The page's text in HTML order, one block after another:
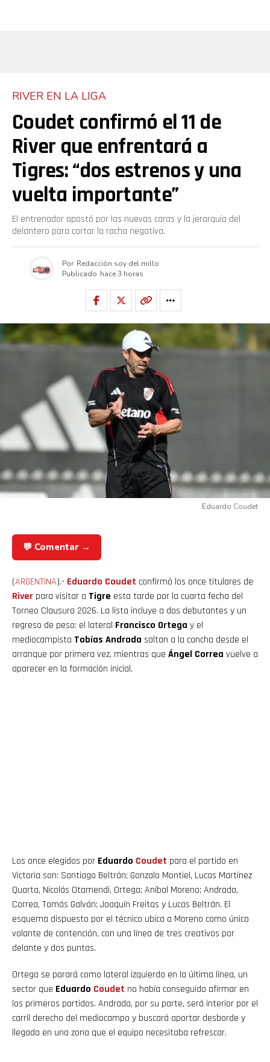
RIVER EN LA LIGA
Coudet confirmó el 11 de
River que enfrentará a
Tigres: “dos estrenos y una
vuelta importante”
El entrenador apostó por las nuevas caras y la jerarquía del
delantero para cortar la racha negativa.
Por Redacción soy del millo
Publicado hace 3 horas
Eduardo Coudet
💬 Comentar →
(ARGENTINA).- Eduardo Coudet confirmó los once titulares de
River para visitar a Tigre esta tarde por la cuarta fecha del
Torneo Clausura 2026. La lista incluye a dos debutantes y un
regreso de peso: el lateral Francisco Ortega y el
mediocampista Tobías Andrada saltan a la cancha desde el
arranque por primera vez, mientras que Ángel Correa vuelve a
aparecer en la formación inicial.
Los once elegidos por Eduardo Coudet para el partido en
Victoria son: Santiago Beltrán; Gonzalo Montiel, Lucas Martínez
Quarta, Nicolás Otamendi, Ortega; Aníbal Moreno; Andrada,
Correa, Tomás Galván; Joaquín Freitas y Lucas Beltrán. El
esquema dispuesto por el técnico ubica a Moreno como único
volante de contención, con una línea de tres creativos por
delante y dos puntas.
Ortega se parará como lateral izquierdo en la última línea, un
sector que Eduardo Coudet no había conseguido afirmar en
los primeros partidos. Andrada, por su parte, será interior por el
carril derecho del mediocampo y buscará aportar desborde y
llegada en una zona que el equipo necesitaba refrescar.